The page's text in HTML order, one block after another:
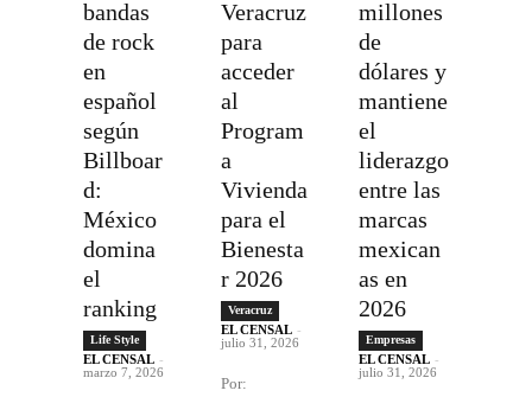
bandas
de rock
en
español
según
Billboar
d:
México
domina
el
ranking
Life Style
EL CENSAL -
marzo 7, 2026
Veracruz
para
acceder
al
Program
a
Vivienda
para el
Bienesta
r 2026
Veracruz
EL CENSAL -
julio 31, 2026
Por:
millones
de
dólares y
mantiene
el
liderazgo
entre las
marcas
mexican
as en
2026
Empresas
EL CENSAL -
julio 31, 2026